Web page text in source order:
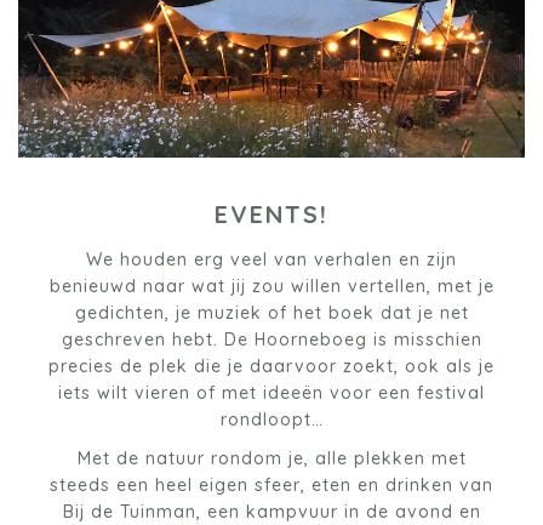
EVENTS!
We houden erg veel van verhalen en zijn
benieuwd naar wat jij zou willen vertellen, met je
gedichten, je muziek of het boek dat je net
geschreven hebt. De Hoorneboeg is misschien
precies de plek die je daarvoor zoekt, ook als je
iets wilt vieren of met ideeën voor een festival
rondloopt…
Met de natuur rondom je, alle plekken met
steeds een heel eigen sfeer, eten en drinken van
Bij de Tuinman, een kampvuur in de avond en